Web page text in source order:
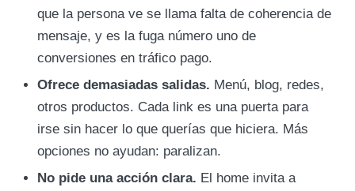
que la persona ve se llama falta de coherencia de
mensaje, y es la fuga número uno de
conversiones en tráfico pago.
Ofrece demasiadas salidas. Menú, blog, redes,
otros productos. Cada link es una puerta para
irse sin hacer lo que querías que hiciera. Más
opciones no ayudan: paralizan.
No pide una acción clara. El home invita a